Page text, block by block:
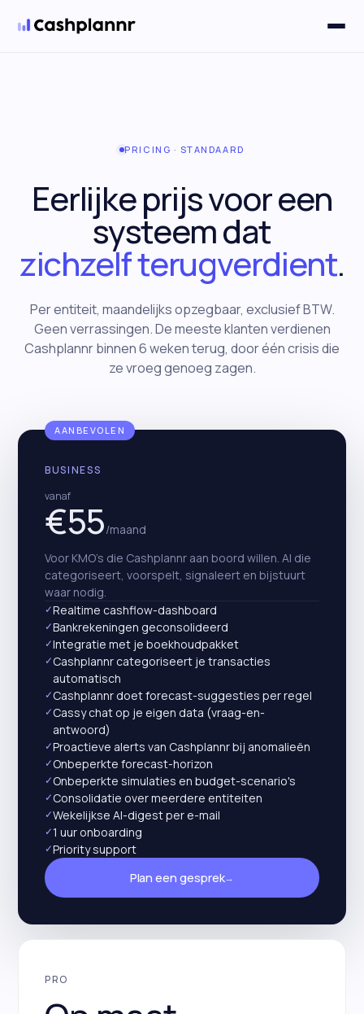
Plan een gesprek
PRICING · STANDAARD
Eerlijke prijs voor een
systeem dat
zichzelf terugverdient.
Per entiteit, maandelijks opzegbaar, exclusief BTW.
Geen verrassingen. De meeste klanten verdienen
Cashplannr binnen 6 weken terug, door één crisis die
ze vroeg genoeg zagen.
AANBEVOLEN
BUSINESS
vanaf
€55/maand
Voor KMO's die Cashplannr aan boord willen. AI die
categoriseert, voorspelt, signaleert en bijstuurt
waar nodig.
✓Realtime cashflow-dashboard
✓Bankrekeningen geconsolideerd
✓Integratie met je boekhoudpakket
✓Cashplannr categoriseert je transacties
automatisch
✓Cashplannr doet forecast-suggesties per regel
✓Cassy chat op je eigen data (vraag-en-
antwoord)
✓Proactieve alerts van Cashplannr bij anomalieën
✓Onbeperkte forecast-horizon
✓Onbeperkte simulaties en budget-scenario's
✓Consolidatie over meerdere entiteiten
✓Wekelijkse AI-digest per e-mail
✓1 uur onboarding
✓Priority support
Plan een gesprek→
PRO